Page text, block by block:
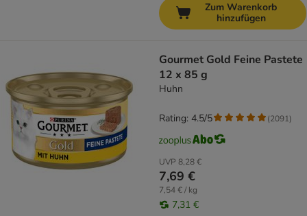
Zum Warenkorb
hinzufügen
Gourmet Gold Feine Pastete
12 x 85 g
Huhn
UVP 8,28 €
7,69 €
7,54 € / kg
7,31 €
Rating: 4.5/5 (2091)